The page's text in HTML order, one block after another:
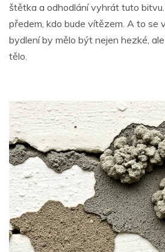
štětka a odhodlání vyhrát tuto
předem, kdo bude vítězem. A to se
bydlení by mělo být nejen hezké,
tělo.